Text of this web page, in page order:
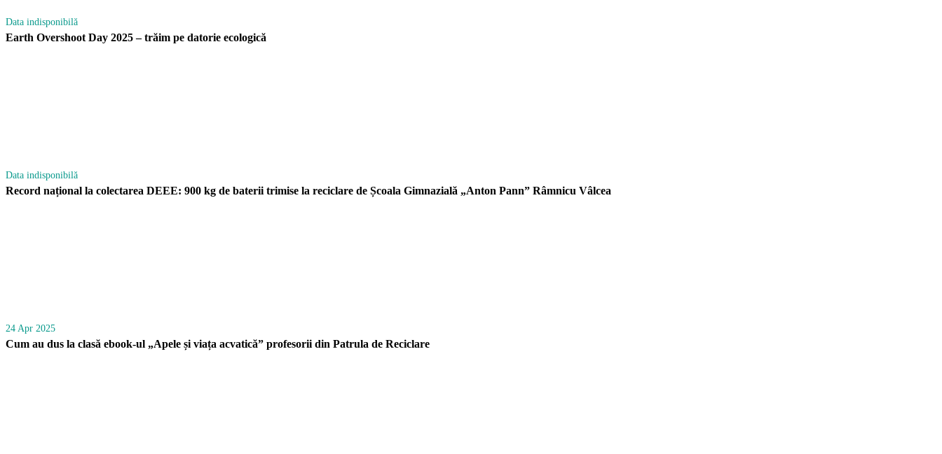
Data indisponibilă
Earth Overshoot Day 2025 – trăim pe datorie ecologică
Data indisponibilă
Record național la colectarea DEEE: 900 kg de baterii trimise la reciclare de Școala Gimnazială „Anton Pann” Râmnicu Vâlcea
24 Apr 2025
Cum au dus la clasă ebook-ul „Apele și viața acvatică” profesorii din Patrula de Reciclare